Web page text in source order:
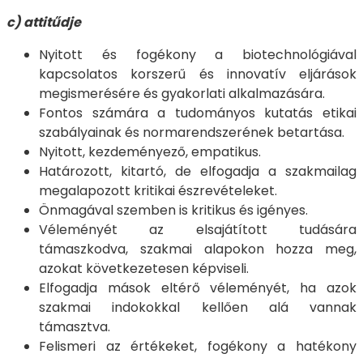
c) attitűdje
Nyitott és fogékony a biotechnológiával
kapcsolatos korszerű és innovatív eljárások
megismerésére és gyakorlati alkalmazására.
Fontos számára a tudományos kutatás etikai
szabályainak és normarendszerének betartása.
Nyitott, kezdeményező, empatikus.
Határozott, kitartó, de elfogadja a szakmailag
megalapozott kritikai észrevételeket.
Önmagával szemben is kritikus és igényes.
Véleményét az elsajátított tudására
támaszkodva, szakmai alapokon hozza meg,
azokat következetesen képviseli.
Elfogadja mások eltérő véleményét, ha azok
szakmai indokokkal kellően alá vannak
támasztva.
Felismeri az értékeket, fogékony a hatékony